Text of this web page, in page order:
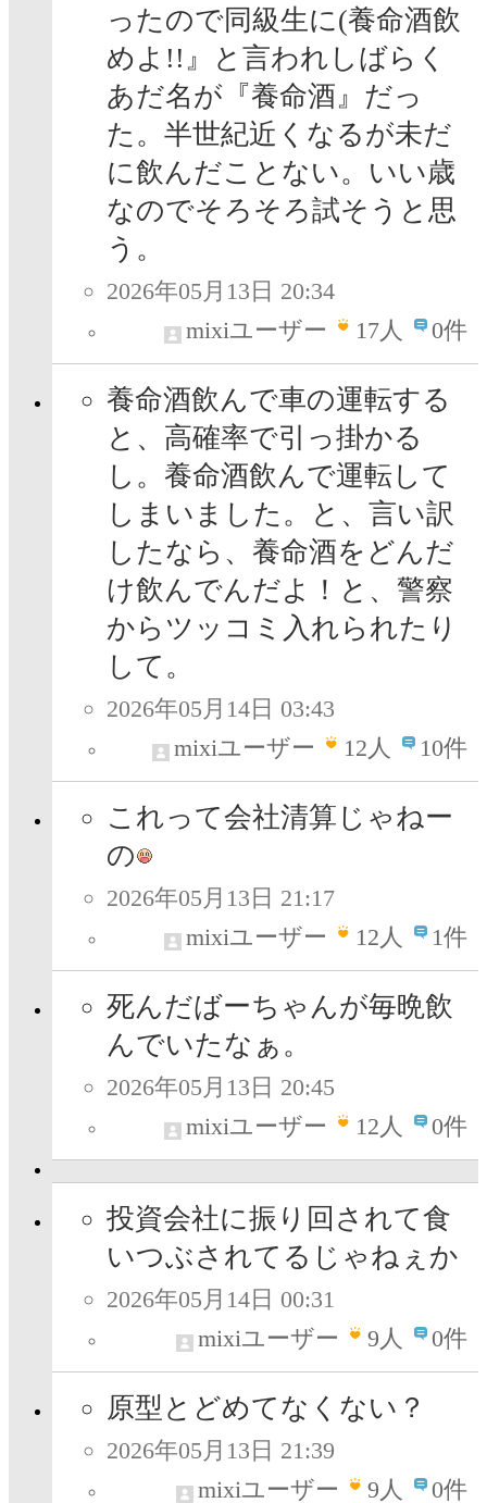
ったので同級生に(養命酒飲
めよ!!』と言われしばらく
あだ名が『養命酒』だっ
た。半世紀近くなるが未だ
に飲んだことない。いい歳
なのでそろそろ試そうと思
う。
2026年05月13日 20:34
mixiユーザー
17人 0件
養命酒飲んで車の運転する
と、高確率で引っ掛かる
し。養命酒飲んで運転して
しまいました。と、言い訳
したなら、養命酒をどんだ
け飲んでんだよ！と、警察
からツッコミ入れられたり
して。
2026年05月14日 03:43
mixiユーザー
12人 10件
これって会社清算じゃねー
の
2026年05月13日 21:17
mixiユーザー
12人 1件
死んだばーちゃんが毎晩飲
んでいたなぁ。
2026年05月13日 20:45
mixiユーザー
12人 0件
投資会社に振り回されて食
いつぶされてるじゃねぇか
2026年05月14日 00:31
mixiユーザー
9人 0件
原型とどめてなくない？
2026年05月13日 21:39
mixiユーザー
9人 0件